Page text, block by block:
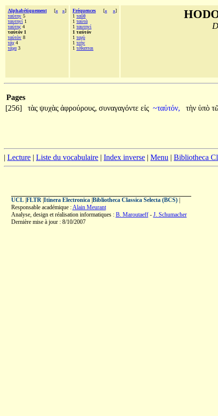
Alphabétiquement [« »]
ταύτην 5
ταυτηνί 1
ταύτης 4
ταὐτόν 1
ταὐτὸν 8
τάχ 4
τάχα 3
Fréquences [« »]
1 ταῦθ
1 ταὐτά
1 ταυτηνί
1 ταὐτόν
1 ταχὺ
1 τεήν
1 τέθαπται
Pages
[256]
τὰς ψυχὰς ἀφρούρους, συναγαγόντε εἰς ~ταὐτόν, τὴν ὑπὸ
| Lecture | Liste du vocabulaire | Index inverse | Menu | Bibliotheca
UCL| FLTR| Itinera Electronica| Bibliotheca Classica Selecta (BCS)|
Responsable académique :Alain Meurant
Analyse, design et réalisation informatiques : B. Maroutaeff- J. Schumacher
Dernière mise à jour : 8/10/2007